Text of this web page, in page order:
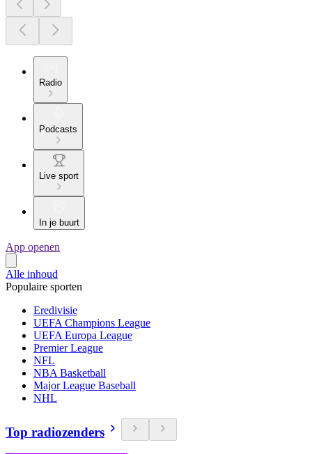
Radio
Podcasts
Live sport
In je buurt
App openen
Alle inhoud
Populaire sporten
Eredivisie
UEFA Champions League
UEFA Europa League
Premier League
NFL
NBA Basketball
Major League Baseball
NHL
Top radiozenders